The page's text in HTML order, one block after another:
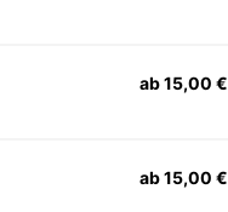
ab 15,00 €
ab 15,00 €